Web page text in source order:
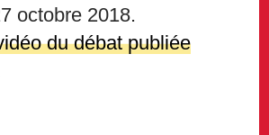
octobre 2018.
du débat publiée